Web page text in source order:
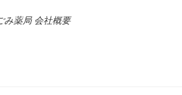
み薬局 会社概要